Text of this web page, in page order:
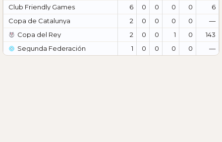
Club Friendly Games
6 0 0 0 0
6
Copa de Catalunya
2 0 0 0 0
—
Copa del Rey
2 0 0 1 0
143
Segunda Federación
1 0 0 0 0 —